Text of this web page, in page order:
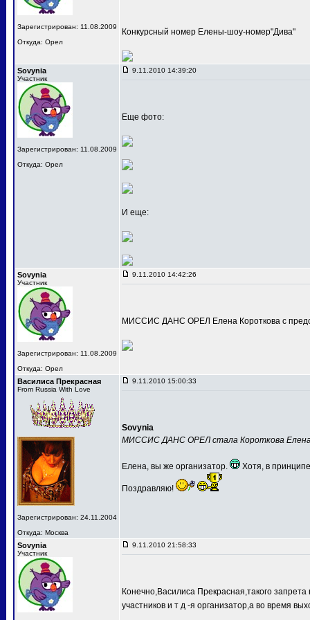
Зарегистрирован: 11.08.2009
Откуда: Орел
Конкурсный номер Елены-шоу-номер"Дива"
Sovynia
Участник
Зарегистрирован: 11.08.2009
Откуда: Орел
9.11.2010 14:39:20
Еще фото:
И еще:
Sovynia
Участник
Зарегистрирован: 11.08.2009
Откуда: Орел
9.11.2010 14:42:26
МИССИС ДАНС ОРЕЛ Елена Короткова с
Василиса Прекрасная
From Russia With Love
Зарегистрирован: 24.11.2004
Откуда: Москва
9.11.2010 15:00:33
Sovynia
МИССИС ДАНС ОРЕЛ стала Короткова
Елена, вы же организатор. Хотя, в
Поздравляю!
Sovynia
Участник
9.11.2010 21:58:33
Конечно,Василиса Прекрасная,такого
участников и т д -я организатор,а во время